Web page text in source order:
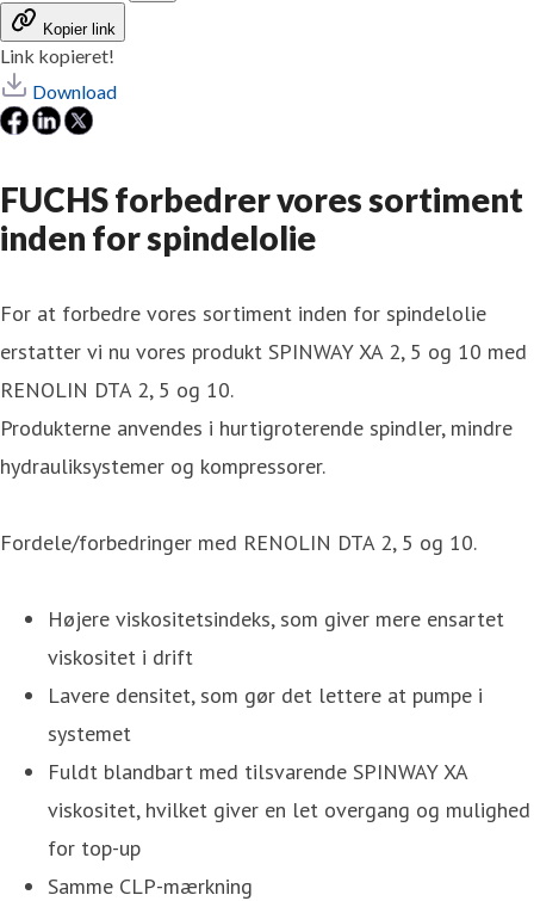
Kopier link
Link kopieret!
Download
FUCHS forbedrer vores sortiment
inden for spindelolie
For at forbedre vores sortiment inden for spindelolie
erstatter vi nu vores produkt SPINWAY XA 2, 5 og 10 med
RENOLIN DTA 2, 5 og 10.
Produkterne anvendes i hurtigroterende spindler, mindre
hydrauliksystemer og kompressorer.
Fordele/forbedringer med RENOLIN DTA 2, 5 og 10.
Højere viskositetsindeks, som giver mere ensartet
viskositet i drift
Lavere densitet, som gør det lettere at pumpe i
systemet
Fuldt blandbart med tilsvarende SPINWAY XA
viskositet, hvilket giver en let overgang og mulighed
for top-up
Samme CLP-mærkning